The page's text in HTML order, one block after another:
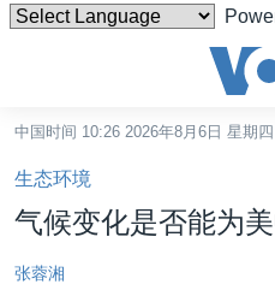
碍
链
接
转
中国
台湾
中国时间 10:26 2026年8月6日 星期四
生态环境
气候变化是否能为
张蓉湘